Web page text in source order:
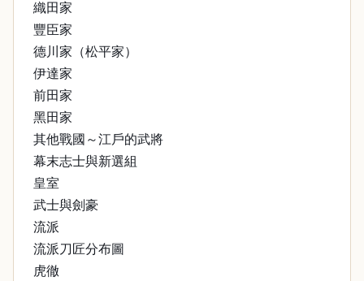
織田家
豐臣家
德川家（松平家）
伊達家
前田家
黑田家
其他戰國～江戶的武將
幕末志士與新選組
皇室
武士與劍豪
流派
流派刀匠分布圖
虎徹